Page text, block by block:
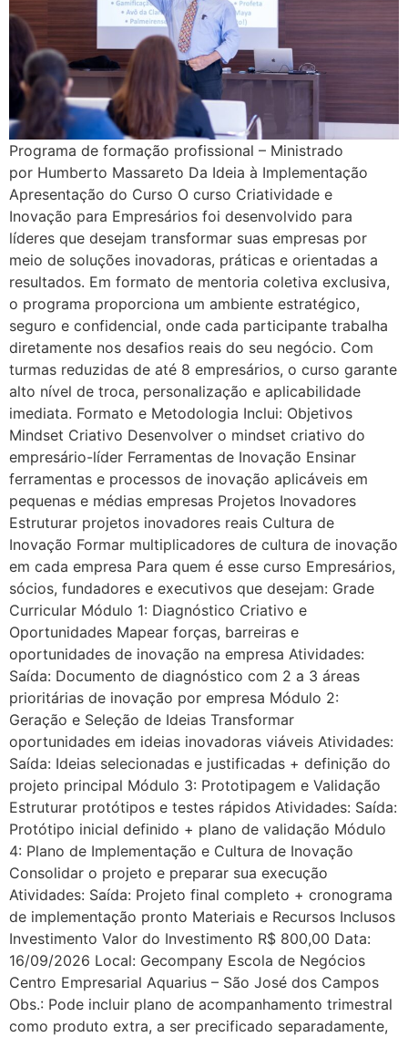
Programa de formação profissional – Ministrado
por Humberto Massareto Da Ideia à Implementação
Apresentação do Curso O curso Criatividade e
Inovação para Empresários foi desenvolvido para
líderes que desejam transformar suas empresas por
meio de soluções inovadoras, práticas e orientadas a
resultados. Em formato de mentoria coletiva exclusiva,
o programa proporciona um ambiente estratégico,
seguro e confidencial, onde cada participante trabalha
diretamente nos desafios reais do seu negócio. Com
turmas reduzidas de até 8 empresários, o curso garante
alto nível de troca, personalização e aplicabilidade
imediata. Formato e Metodologia Inclui: Objetivos
Mindset Criativo Desenvolver o mindset criativo do
empresário-líder Ferramentas de Inovação Ensinar
ferramentas e processos de inovação aplicáveis em
pequenas e médias empresas Projetos Inovadores
Estruturar projetos inovadores reais Cultura de
Inovação Formar multiplicadores de cultura de inovação
em cada empresa Para quem é esse curso Empresários,
sócios, fundadores e executivos que desejam: Grade
Curricular Módulo 1: Diagnóstico Criativo e
Oportunidades Mapear forças, barreiras e
oportunidades de inovação na empresa Atividades:
Saída: Documento de diagnóstico com 2 a 3 áreas
prioritárias de inovação por empresa Módulo 2:
Geração e Seleção de Ideias Transformar
oportunidades em ideias inovadoras viáveis Atividades:
Saída: Ideias selecionadas e justificadas + definição do
projeto principal Módulo 3: Prototipagem e Validação
Estruturar protótipos e testes rápidos Atividades: Saída:
Protótipo inicial definido + plano de validação Módulo
4: Plano de Implementação e Cultura de Inovação
Consolidar o projeto e preparar sua execução
Atividades: Saída: Projeto final completo + cronograma
de implementação pronto Materiais e Recursos Inclusos
Investimento Valor do Investimento R$ 800,00 Data:
16/09/2026 Local: Gecompany Escola de Negócios
Centro Empresarial Aquarius – São José dos Campos
Obs.: Pode incluir plano de acompanhamento trimestral
como produto extra, a ser precificado separadamente,